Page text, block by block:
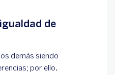
de
demás siendo
por ello,